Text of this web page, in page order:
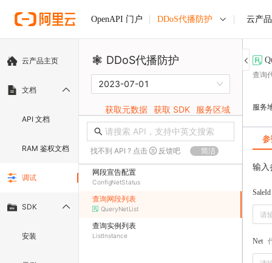
OpenAPI 门户 DDoS代播防护 云产
云产品主页
文档
API 文档
RAM 鉴权文档
调试
SDK
安装
DDoS代播防护
2023-07-01
获取元数据 获取 SDK 服务区域
找不到 API ? 点击 反馈吧 简洁
网段宣告配置
ConfigNetStatus
查询网段列表
QueryNetList
查询实例列表
ListInstance
查询
服务
输入
SaleId
Net